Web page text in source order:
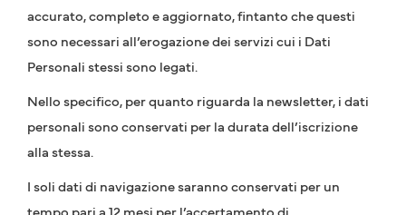
accurato, completo e aggiornato, fintanto che questi
sono necessari all’erogazione dei servizi cui i Dati
Personali stessi sono legati.
Nello specifico, per quanto riguarda la newsletter, i dati
personali sono conservati per la durata dell’iscrizione
alla stessa.
I soli dati di navigazione saranno conservati per un
tempo pari a 12 mesi per l’accertamento di